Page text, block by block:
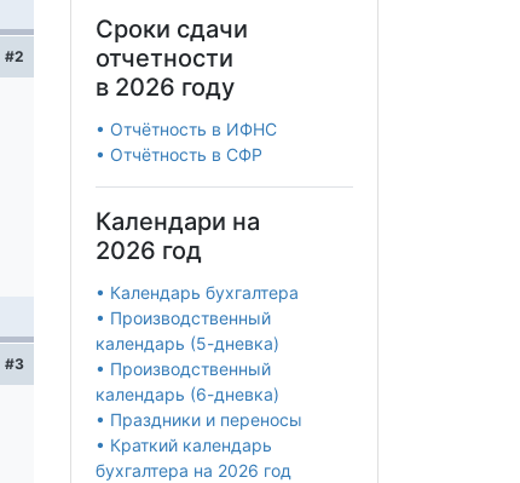
#2
#3
Сроки сдачи
отчетности
в 2026 году
• Отчётность в ИФНС
• Отчётность в СФР
Календари на
2026 год
• Календарь бухгалтера
• Производственный
календарь (5-дневка)
• Производственный
календарь (6-дневка)
• Праздники и переносы
• Краткий календарь
бухгалтера на 2026 год